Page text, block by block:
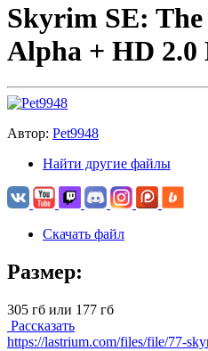
Skyrim SE:
Alpha + HD 2.0
Автор: Pet9948
Найти другие файлы
Скачать файл
Размер:
305 гб или 177 гб
Рассказать
https://lastrium.com/files/file/77-